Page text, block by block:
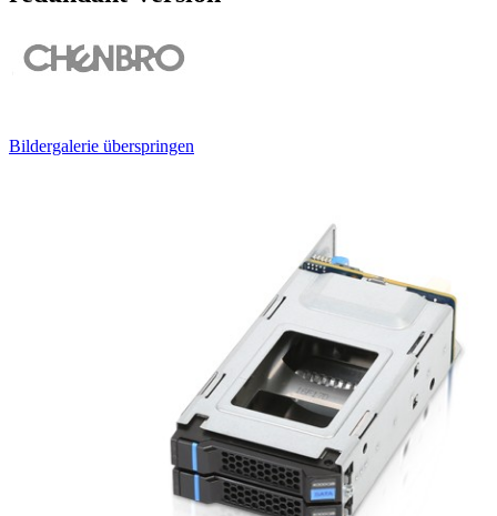
Bildergalerie überspringen